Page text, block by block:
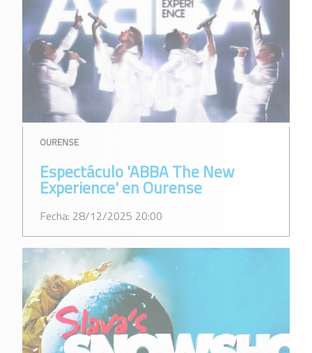
OURENSE
Espectáculo 'ABBA The New
Experience' en Ourense
Fecha: 28/12/2025 20:00